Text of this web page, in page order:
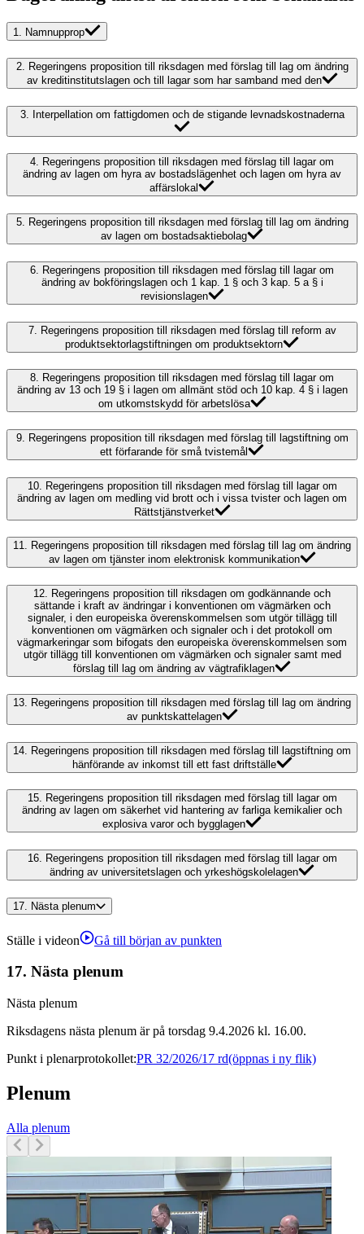
1. Namnupprop
2. Regeringens proposition till riksdagen med förslag till lag om ändring
av kreditinstitutslagen och till lagar som har samband med den
3. Interpellation om fattigdomen och de stigande levnadskostnaderna
4. Regeringens proposition till riksdagen med förslag till lagar om
ändring av lagen om hyra av bostadslägenhet och lagen om hyra av
affärslokal
5. Regeringens proposition till riksdagen med förslag till lag om ändring
av lagen om bostadsaktiebolag
6.
Regeringens proposition till riksdagen med förslag till lagar om
ändring av bokföringslagen och 1 kap. 1 § och 3 kap. 5 a § i
revisionslagen
7. Regeringens proposition till riksdagen med förslag till reform av
produktsektorlagstiftningen om produktsektorn
8. Regeringens proposition till riksdagen med förslag till lagar om
ändring av 13 och 19 § i lagen om allmänt stöd och 10 kap. 4 § i lagen
om utkomstskydd för arbetslösa
9. Regeringens proposition till riksdagen med förslag till lagstiftning om
ett förfarande för små tvistemål
10.
Regeringens proposition till riksdagen med förslag till lagar om
ändring av lagen om medling vid brott och i vissa tvister och lagen om
Rättstjänstverket
11. Regeringens proposition till riksdagen med förslag till lag om ändring
av lagen om tjänster inom elektronisk kommunikation
12. Regeringens proposition till riksdagen om godkännande och
sättande i kraft av ändringar i konventionen om vägmärken och
signaler, i den europeiska överenskommelsen som utgör tillägg till
konventionen om vägmärken och signaler och i det protokoll om
vägmarkeringar som bifogats den europeiska överenskommelsen som
utgör tillägg till konventionen om vägmärken och signaler samt med
förslag till lag om ändring av vägtrafiklagen
13.
Regeringens proposition till riksdagen med förslag till lag om ändring
av punktskattelagen
14. Regeringens proposition till riksdagen med förslag till lagstiftning om
hänförande av inkomst till ett fast driftställe
15. Regeringens proposition till riksdagen med förslag till lagar om
ändring av lagen om säkerhet vid hantering av farliga kemikalier och
explosiva varor och bygglagen
16. Regeringens proposition till riksdagen med förslag till lagar om
ändring av universitetslagen och yrkeshögskolelagen
17. Nästa plenum
Ställe i videon Gå till början av punkten
17. Nästa plenum
Nästa plenum
Riksdagens nästa plenum är på torsdag 9.4.2026 kl. 16.00.
Punkt i plenarprotokollet:PR 32/2026/17 rd(öppnas i ny flik)
Plenum
Alla plenum